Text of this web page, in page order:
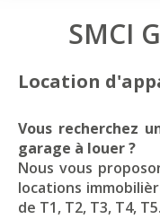
SMCI
Location
Vous recherchez
garage à louer ?
Nous vous
locations
de T1, T2, T3, T4, T5.